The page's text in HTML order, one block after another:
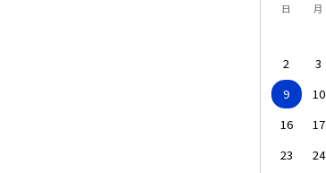
日 月
2
3
9
10
16
17
23
24